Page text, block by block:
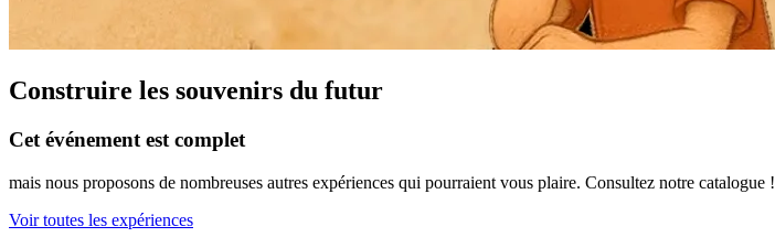
Construire les souvenirs du futur
Cet événement est complet
mais nous proposons de nombreuses autres expériences qui pourraient vous plaire. Consultez notre catalogue !
Voir toutes les expériences